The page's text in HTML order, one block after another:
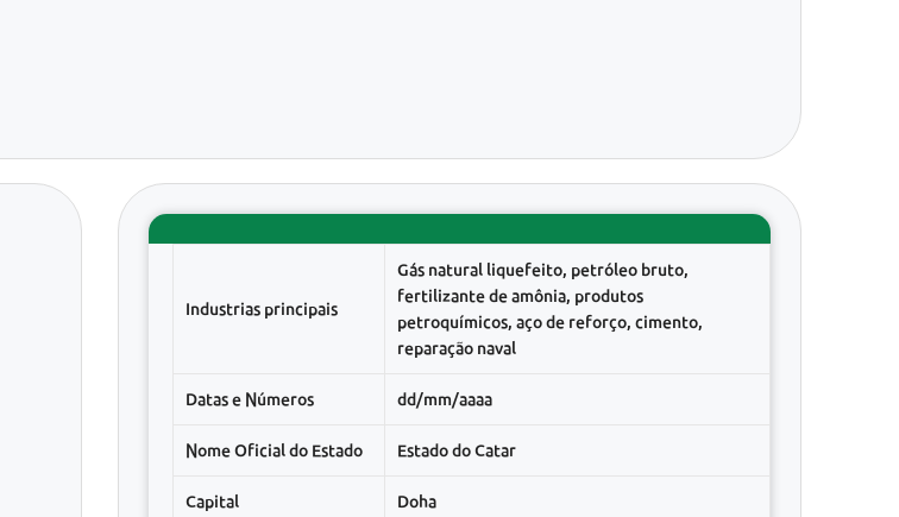
Industrias principais
Gás natural liquefeito, petróleo bruto,
fertilizante de amônia, produtos
petroquímicos, aço de reforço, cimento,
reparação naval
Datas e Números dd/mm/aaaa
Nome Oficial do Estado Estado do Catar
Capital Doha